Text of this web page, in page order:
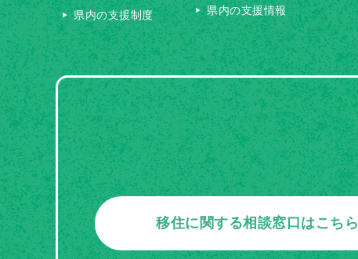
県内の支援制度
県内の支援情報
移住に関する相談窓口はこちら